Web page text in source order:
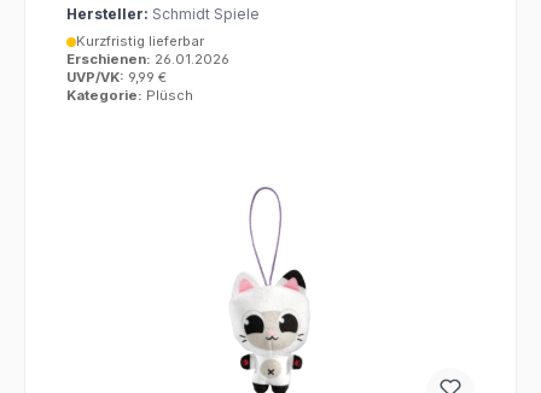
Hersteller: Schmidt Spiele
Kurzfristig lieferbar
Erschienen: 26.01.2026
UVP/VK: 9,99 €
Kategorie: Plüsch